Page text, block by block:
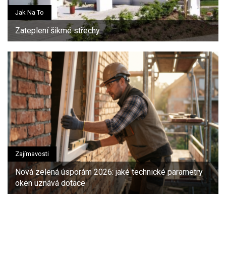
Jak Na To
Zateplení šikmé střechy
Zajímavosti
Nová zelená úsporám 2026: jaké technické parametry
oken uznává dotace